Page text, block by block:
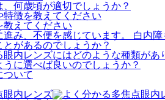
何歳頃が適切でしょうか？
特徴を教えてください
教えてください
み、不便を感じています。 白内障
があるのでしょうか？
内レンズにはどのような種類があ
に選べば良いのでしょうか？
ついて